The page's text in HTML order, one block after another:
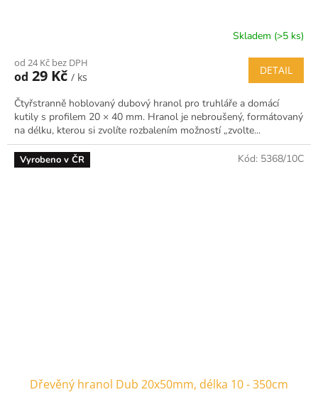
Skladem (>5 ks)
od 24 Kč bez DPH
od 29 Kč / ks
DETAIL
Čtyřstranně hoblovaný dubový hranol pro truhláře a domácí
kutily s profilem 20 × 40 mm. Hranol je nebroušený, formátovaný
na délku, kterou si zvolíte rozbalením možností „zvolte...
Vyrobeno v ČR
Dřevěný hranol Dub 20x50mm, délka 10 - 350cm
Kód: 5368/10C